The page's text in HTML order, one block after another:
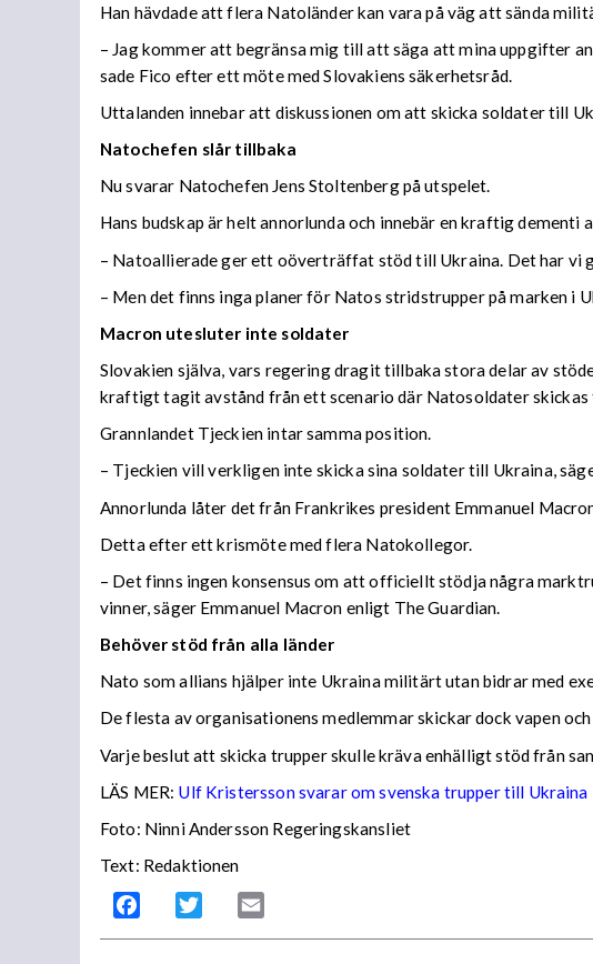
Han hävdade att flera Natoländer kan vara på väg att sända
– Jag kommer att begränsa mig till att säga att mina uppgifter
sade Fico efter ett möte med Slovakiens säkerhetsråd.
Uttalanden innebar att diskussionen om att skicka soldater till
Natochefen slår tillbaka
Nu svarar Natochefen Jens Stoltenberg på utspelet.
Hans budskap är helt annorlunda och innebär en kraftig
– Natoallierade ger ett oöverträffat stöd till Ukraina. Det har vi
– Men det finns inga planer för Natos stridstrupper på marken i
Macron utesluter inte soldater
Slovakien själva, vars regering dragit tillbaka stora delar av
kraftigt tagit avstånd från ett scenario där Natosoldater
Grannlandet Tjeckien intar samma position.
– Tjeckien vill verkligen inte skicka sina soldater till Ukraina,
Annorlunda låter det från Frankrikes president Emmanuel
Detta efter ett krismöte med flera Natokollegor.
– Det finns ingen konsensus om att officiellt stödja några
vinner, säger Emmanuel Macron enligt The Guardian.
Behöver stöd från alla länder
Nato som allians hjälper inte Ukraina militärt utan bidrar med
De flesta av organisationens medlemmar skickar dock vapen
Varje beslut att skicka trupper skulle kräva enhälligt stöd från
LÄS MER: Ulf Kristersson svarar om svenska trupper till Ukraina
Foto: Ninni Andersson Regeringskansliet
Text: Redaktionen
Facebook Twitter